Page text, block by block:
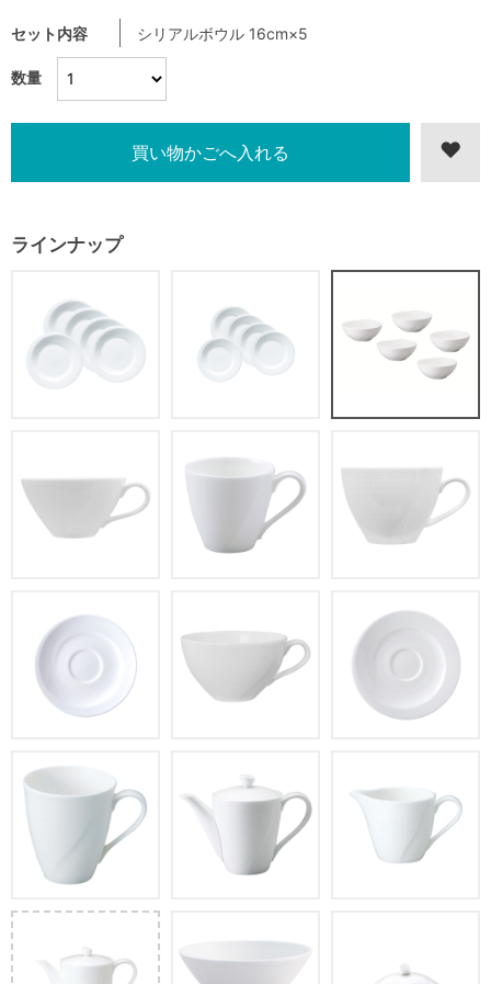
数量
セット内容 シリアルボウル 16cm×5
ラインナップ